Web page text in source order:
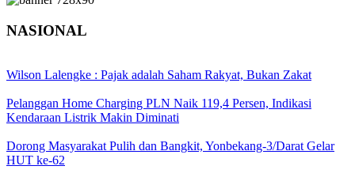
NASIONAL
Wilson Lalengke : Pajak adalah Saham Rakyat, Bukan Zakat
Pelanggan Home Charging PLN Naik 119,4 Persen, Indikasi
Kendaraan Listrik Makin Diminati
Dorong Masyarakat Pulih dan Bangkit, Yonbekang-3/Darat Gelar
HUT ke-62